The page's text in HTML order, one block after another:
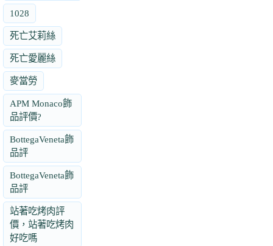
1028
死亡艾莉絲
死亡愛麗絲
麥當勞
APM Monaco飾
品評價?
BottegaVeneta飾
品評
BottegaVeneta飾
品評
站著吃烤肉評
價，站著吃烤肉
好吃嗎